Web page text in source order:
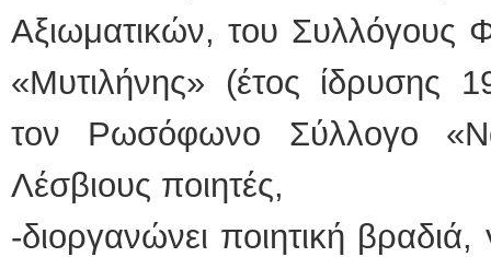
Αξιωματικών, του Συλλόγους
«Μυτιλήνης» (έτος ίδρυσης
τον Ρωσόφωνο Σύλλογο
Λέσβιους ποιητές,
-διοργανώνει ποιητική